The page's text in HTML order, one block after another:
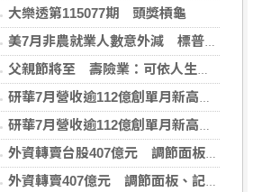
大樂透第115077期 頭獎槓龜
美7月非農就業人數意外減 標普與那指雙雙開高
父親節將至 壽險業：可依人生階段、特定疾病做補強
研華7月營收逾112億創單月新高 樺漢164億登同期高
研華7月營收逾112億創單月新高 樺漢164億登同期高
外資轉賣台股407億元 調節面板、記憶體與主動式ETF
外資轉賣407億元 調節面板、記憶體與主動式ETF